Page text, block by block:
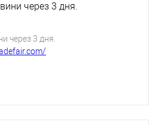
через 3 дня.
через 3 дня.